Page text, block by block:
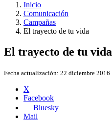
Inicio
Comunicación
Campañas
El trayecto de tu vida
El trayecto de tu vida
Fecha actualización: 22 diciembre 2016
X
Facebook
Bluesky
Mail